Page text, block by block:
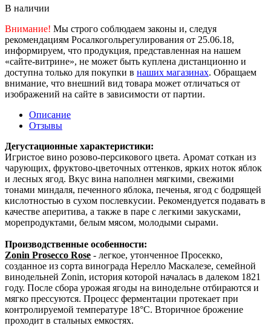
В наличии
Внимание! Мы строго соблюдаем законы и, следуя
рекомендациям Росалкогольрегулирования от 25.06.18,
информируем, что продукция, представленная на нашем
«сайте-витрине», не может быть куплена дистанционно и
доступна только для покупки в наших магазинах. Обращаем
внимание, что внешний вид товара может отличаться от
изображений на сайте в зависимости от партии.
Описание
Отзывы
Дегустационные характеристики:
Игристое вино розово-персикового цвета. Аромат соткан из
чарующих, фруктово-цветочных оттенков, ярких ноток яблок
и лесных ягод. Вкус вина наполнен мягкими, свежими
тонами миндаля, печенного яблока, печенья, ягод с бодрящей
кислотностью в сухом послевкусии. Рекомендуется подавать в
качестве аперитива, а также в паре с легкими закусками,
морепродуктами, белым мясом, молодыми сырами.
Производственные особенности:
Zonin Prosecco Rose - легкое, утонченное Просекко,
созданное из сорта винограда Нерелло Маскалезе, семейной
винодельней Zonin, история которой началась в далеком 1821
году. После сбора урожая ягоды на винодельне отбираются и
мягко прессуются. Процесс ферментации протекает при
контролируемой температуре 18°C. Вторичное брожение
проходит в стальных емкостях.